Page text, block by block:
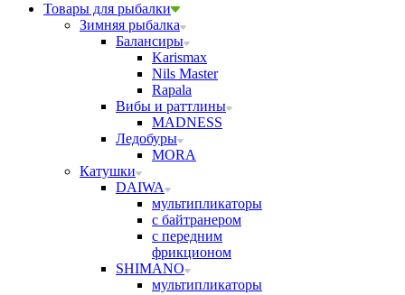
Товары для рыбалки
Зимняя рыбалка
Балансиры
Karismax
Nils Master
Rapala
Вибы и раттлины
MADNESS
Ледобуры
MORA
Катушки
DAIWA
мультипликаторы
с байтранером
с передним
фрикционом
SHIMANO
мультипликаторы